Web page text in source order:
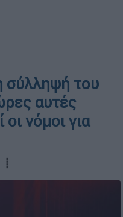
σύλληψή του
αυτές
νόμοι για
┋